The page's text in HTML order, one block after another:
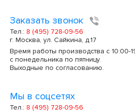
Заказать звонок
Тел.: 8 (495) 728-09-56
г. Москва, ул. Сайкина, д.17
Время работы производства с 10:00-
с понедельника по пятницу.
Выходные по согласованию.
Мы в соцсетях
Тел.: 8 (495) 728-09-56